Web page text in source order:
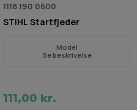
1118 190 0600
STIHL Startfjeder
Model
Se beskrivelse
111,00 kr.